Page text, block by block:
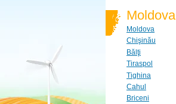
Moldova
Moldova
Chişinău
Bălţi
Tiraspol
Tighina
Cahul
Briceni